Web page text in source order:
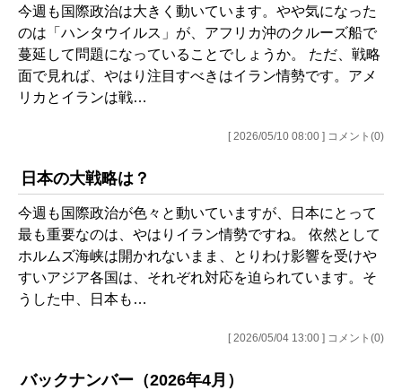
今週も国際政治は大きく動いています。やや気になった
のは「ハンタウイルス」が、アフリカ沖のクルーズ船で
蔓延して問題になっていることでしょうか。 ただ、戦略
面で見れば、やはり注目すべきはイラン情勢です。アメ
リカとイランは戦…
[ 2026/05/10 08:00 ] コメント(0)
日本の大戦略は？
今週も国際政治が色々と動いていますが、日本にとって
最も重要なのは、やはりイラン情勢ですね。 依然として
ホルムズ海峡は開かれないまま、とりわけ影響を受けや
すいアジア各国は、それぞれ対応を迫られています。そ
うした中、日本も…
[ 2026/05/04 13:00 ] コメント(0)
バックナンバー（2026年4月）